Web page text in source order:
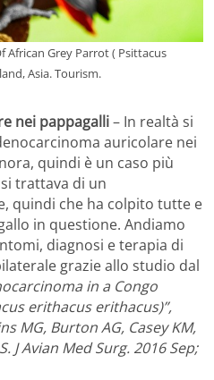
African Grey Parrot ( Psittacus
Asia. Tourism.
nei pappagalli– In realtà si
auricolare nei
quindi è un caso più
trattava di un
quindi che ha colpito tutte e
in questione. Andiamo
diagnosi e terapia di
grazie allo studio dal
in a Congo
erithacus erithacus)”,
MG, Burton AG, Casey KM,
J Avian Med Surg. 2016 Sep;